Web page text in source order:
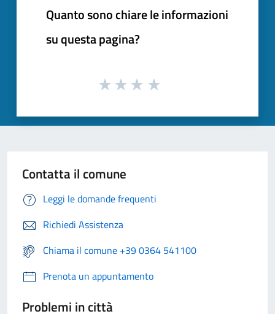
Quanto sono chiare le informazioni
su questa pagina?
Contatta il comune
Leggi le domande frequenti
Richiedi Assistenza
Chiama il comune +39 0364 541100
Prenota un appuntamento
Problemi in città